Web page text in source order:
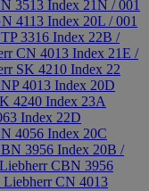
3513 Index 21N / 001
4113 Index 20L / 001
3316 Index 22B /
CN 4013 Index 21E /
SK 4210 Index 22
4013 Index 20D
4240 Index 23A
Index 22D
4056 Index 20C
3956 Index 20B /
CBN 3956
CN 4013